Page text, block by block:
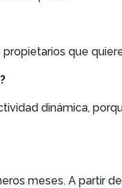
que
dinámica,
meses. A partir